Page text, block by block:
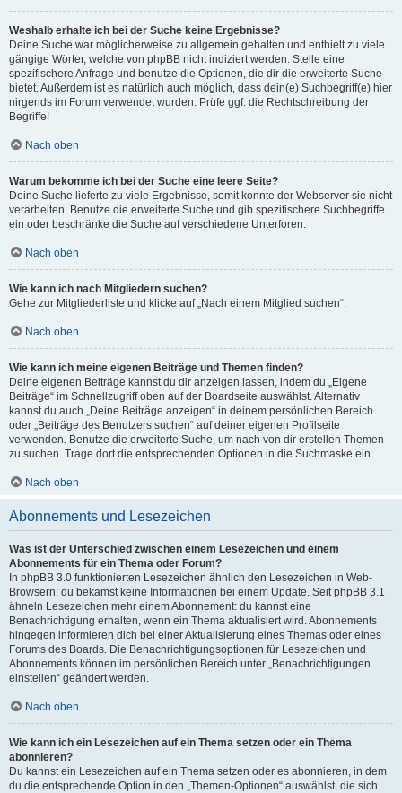
Weshalb erhalte ich bei der Suche keine Ergebnisse?
Deine Suche war möglicherweise zu allgemein gehalten und enthielt zu viele
gängige Wörter, welche von phpBB nicht indiziert werden. Stelle eine
spezifischere Anfrage und benutze die Optionen, die dir die erweiterte Suche
bietet. Außerdem ist es natürlich auch möglich, dass dein(e) Suchbegriff(e) hier
nirgends im Forum verwendet wurden. Prüfe ggf. die Rechtschreibung der
Begriffe!
Nach oben
Warum bekomme ich bei der Suche eine leere Seite?
Deine Suche lieferte zu viele Ergebnisse, somit konnte der Webserver sie nicht
verarbeiten. Benutze die erweiterte Suche und gib spezifischere Suchbegriffe
ein oder beschränke die Suche auf verschiedene Unterforen.
Nach oben
Wie kann ich nach Mitgliedern suchen?
Gehe zur Mitgliederliste und klicke auf „Nach einem Mitglied suchen“.
Nach oben
Wie kann ich meine eigenen Beiträge und Themen finden?
Deine eigenen Beiträge kannst du dir anzeigen lassen, indem du „Eigene
Beiträge“ im Schnellzugriff oben auf der Boardseite auswählst. Alternativ
kannst du auch „Deine Beiträge anzeigen“ in deinem persönlichen Bereich
oder „Beiträge des Benutzers suchen“ auf deiner eigenen Profilseite
verwenden. Benutze die erweiterte Suche, um nach von dir erstellen Themen
zu suchen. Trage dort die entsprechenden Optionen in die Suchmaske ein.
Nach oben
Abonnements und Lesezeichen
Was ist der Unterschied zwischen einem Lesezeichen und einem
Abonnements für ein Thema oder Forum?
In phpBB 3.0 funktionierten Lesezeichen ähnlich den Lesezeichen in Web-
Browsern: du bekamst keine Informationen bei einem Update. Seit phpBB 3.1
ähneln Lesezeichen mehr einem Abonnement: du kannst eine
Benachrichtigung erhalten, wenn ein Thema aktualisiert wird. Abonnements
hingegen informieren dich bei einer Aktualisierung eines Themas oder eines
Forums des Boards. Die Benachrichtigungsoptionen für Lesezeichen und
Abonnements können im persönlichen Bereich unter „Benachrichtigungen
einstellen“ geändert werden.
Nach oben
Wie kann ich ein Lesezeichen auf ein Thema setzen oder ein Thema
abonnieren?
Du kannst ein Lesezeichen auf ein Thema setzen oder es abonnieren, in dem
du die entsprechende Option in den „Themen-Optionen“ auswählst, die sich